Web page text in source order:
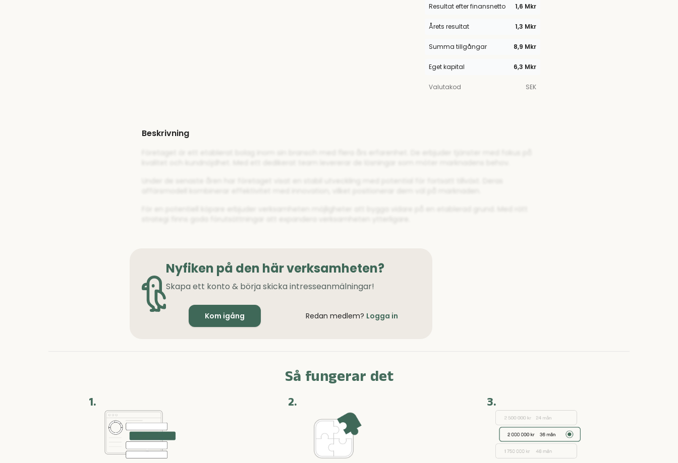
Resultat efter finansnetto 1,6 Mkr
Årets resultat 1,3 Mkr
Summa tillgångar 8,9 Mkr
Eget kapital 6,3 Mkr
Valutakod SEK
Beskrivning
Nyfiken på den här verksamheten?
Skapa ett konto & börja skicka intresseanmälningar!
Kom igång Redan medlem? Logga in
Så fungerar det
1. 2. 3.